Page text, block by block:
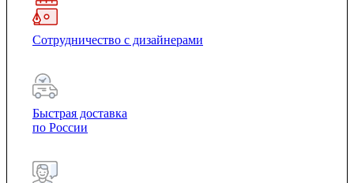
Сотрудничество с дизайнерами
Быстрая доставка
по России